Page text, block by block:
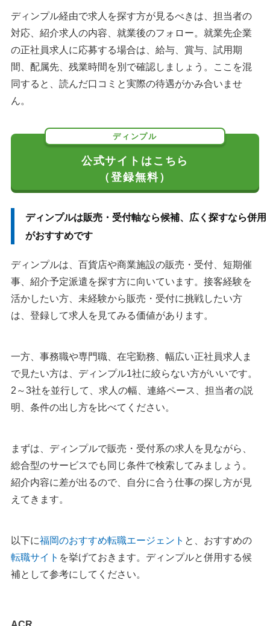
ディンプル経由で求人を探す方が見るべきは、担当者の
対応、紹介求人の内容、就業後のフォロー。就業先企業
の正社員求人に応募する場合は、給与、賞与、試用期
間、配属先、残業時間を別で確認しましょう。ここを混
同すると、読んだ口コミと実際の待遇がかみ合いませ
ん。
ディンプル
公式サイトはこちら
（登録無料）
ディンプルは販売・受付軸なら候補、広く探すなら併用
がおすすめです
ディンプルは、百貨店や商業施設の販売・受付、短期催
事、紹介予定派遣を探す方に向いています。接客経験を
活かしたい方、未経験から販売・受付に挑戦したい方
は、登録して求人を見てみる価値があります。
一方、事務職や専門職、在宅勤務、幅広い正社員求人ま
で見たい方は、ディンプル1社に絞らない方がいいです。
2～3社を並行して、求人の幅、連絡ペース、担当者の説
明、条件の出し方を比べてください。
まずは、ディンプルで販売・受付系の求人を見ながら、
総合型のサービスでも同じ条件で検索してみましょう。
紹介内容に差が出るので、自分に合う仕事の探し方が見
えてきます。
以下に福岡のおすすめ転職エージェント と、おすすめの
転職サイト を挙げておきます。ディンプルと併用する候
補として参考にしてください。